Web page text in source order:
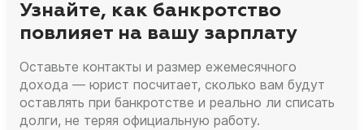
Узнайте, как банкротство
повлияет на вашу зарплату
Оставьте контакты и размер ежемесячного
дохода — юрист посчитает, сколько вам будут
оставлять при банкротстве и реально ли списать
долги, не теряя официальную работу.